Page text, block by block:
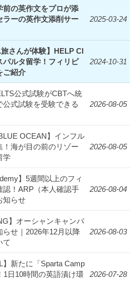
前の英作文をプロが添
ラーの英作文添削サー
2025-03-24
旅さんが体験】HELP Cl
パルタ留学！フィリピ
ご紹介
2024-10-31
公式試験がCBTへ統
式試験を受験できる
2026-08-05
OCEAN】インフル
！海が目の前のリゾー
学
2026-08-05
】5週間以上のフィ
認！ARP（本人確認手
知らせ
2026-08-04
】オーシャンキャンパ
せ｜2026年12月以降
て
2026-08-03
】新たに「Sparta Camp
1日10時間の英語漬け環
2026-07-28